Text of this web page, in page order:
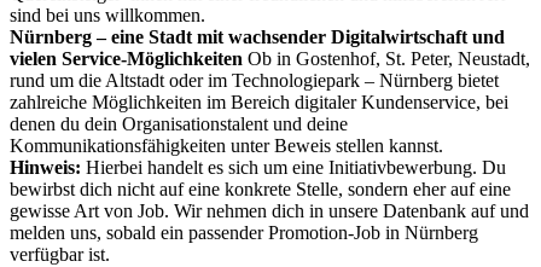
sind bei uns willkommen.
Nürnberg – eine Stadt mit wachsender Digitalwirtschaft und
vielen Service-Möglichkeiten Ob in Gostenhof, St. Peter, Neustadt,
rund um die Altstadt oder im Technologiepark – Nürnberg bietet
zahlreiche Möglichkeiten im Bereich digitaler Kundenservice, bei
denen du dein Organisationstalent und deine
Kommunikationsfähigkeiten unter Beweis stellen kannst.
Hinweis: Hierbei handelt es sich um eine Initiativbewerbung. Du
bewirbst dich nicht auf eine konkrete Stelle, sondern eher auf eine
gewisse Art von Job. Wir nehmen dich in unsere Datenbank auf und
melden uns, sobald ein passender Promotion-Job in Nürnberg
verfügbar ist.